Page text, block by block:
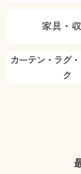
家具・
カーテン・ラグ
ク